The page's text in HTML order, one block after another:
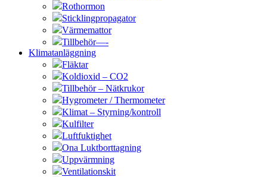
Rothormon
Sticklingpropagator
Värmemattor
Tillbehör—-
Klimatanläggning
Fläktar
Koldioxid – CO2
Tillbehör – Nätkrukor
Hygrometer / Thermometer
Klimat – Styrning/kontroll
Kulfilter
Luftfuktighet
Ona Luktborttagning
Uppvärmning
Ventilationskit